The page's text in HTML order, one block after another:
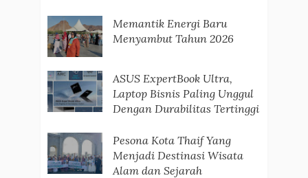
Memantik Energi Baru
Menyambut Tahun 2026
ASUS ExpertBook Ultra,
Laptop Bisnis Paling Unggul
Dengan Durabilitas Tertinggi
Pesona Kota Thaif Yang
Menjadi Destinasi Wisata
Alam dan Sejarah